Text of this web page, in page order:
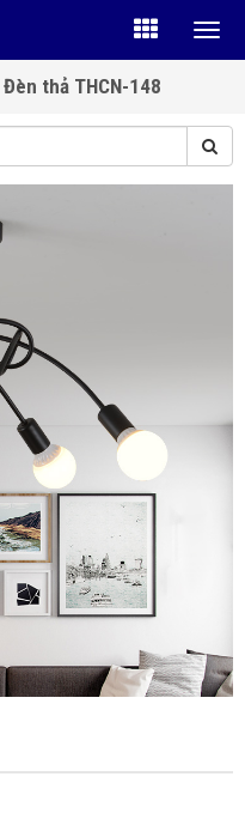
Đèn thả THCN-148